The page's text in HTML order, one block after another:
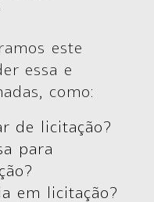
este
essa e
como:
de licitação?
para
em licitação?